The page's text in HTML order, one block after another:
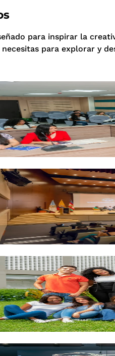
para inspirar la
para explorar y